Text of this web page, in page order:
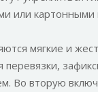
или
мягкие и
перевязки,
Во вторую